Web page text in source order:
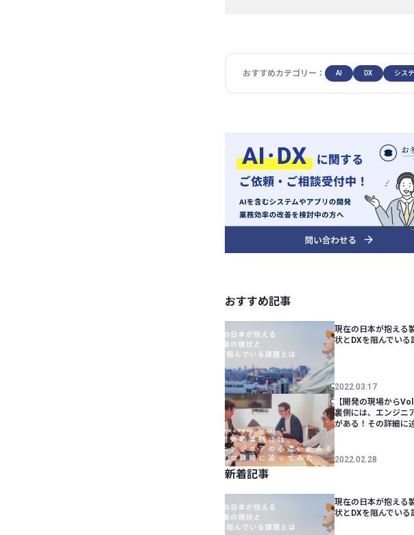
おすすめカテゴリー： AI DX シス
おすすめ記事
現在の日本が抱える
状とDXを阻んでいる
2022.03.17
【開発の現場から
裏側には、エンジニ
がある！その詳細に
2022.02.28
新着記事
現在の日本が抱える
状とDXを阻んでいる